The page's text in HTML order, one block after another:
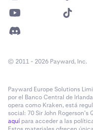
© 2011 - 2026 Payward, Inc.
Payward Europe Solutions
por el Banco Central de
opera como Kraken, está
social: 70 Sir John Rogerson’s
aquí para acceder a las